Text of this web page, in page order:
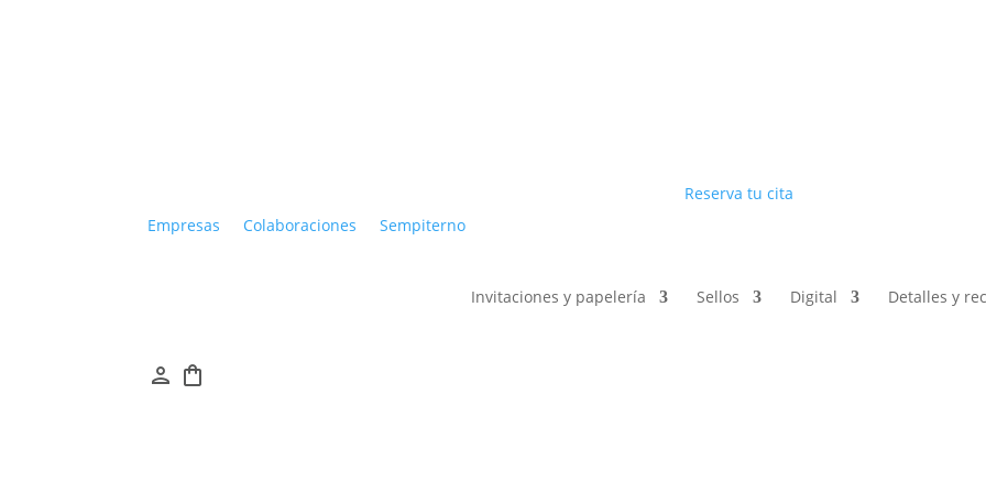
Empresas Colaboraciones Sempiterno
Reserva tu cita
Invitaciones y papelería Sellos Digital Detalles y
person shopping_bag